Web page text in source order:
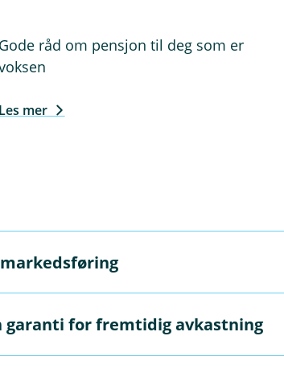
Gode råd om pensjon til deg som er
Les mer
rådgivning. Hvis du ønsker rådgivning
garanti for fremtidig avkastning